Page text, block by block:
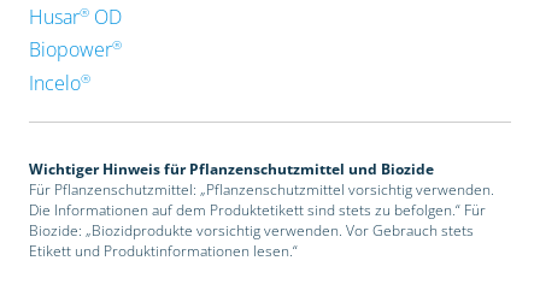
Husar®OD
Biopower®
Incelo®
Wichtiger Hinweis für Pflanzenschutzmittel und Biozide
Für Pflanzenschutzmittel: „Pflanzenschutzmittel vorsichtig verwenden.
Die Informationen auf dem Produktetikett sind stets zu befolgen.“ Für
Biozide: „Biozidprodukte vorsichtig verwenden. Vor Gebrauch stets
Etikett und Produktinformationen lesen.“